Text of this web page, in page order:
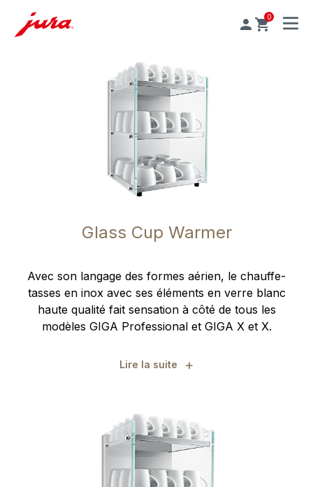
0
MENU
Glass Cup Warmer
Avec son langage des formes aérien, le chauffe-
tasses en inox avec ses éléments en verre blanc
haute qualité fait sensation à côté de tous les
modèles GIGA Professional et GIGA X et X.
Lire la suite +